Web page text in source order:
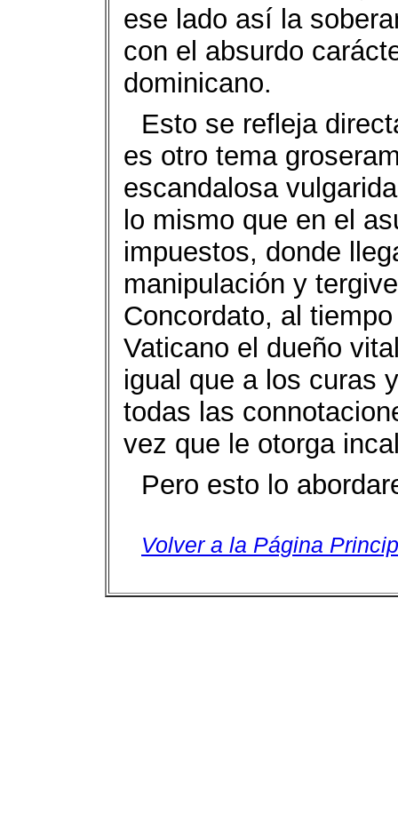
ese lado así la
con el absurdo
dominicano.
Esto se refleja
es otro tema
escandalosa
lo mismo que en el
impuestos, donde
manipulación y
Concordato, al
Vaticano el dueño
igual que a los curas
todas las
vez que le otorga
Pero esto lo
Volver a la Página